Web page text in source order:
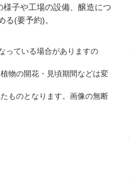
子や工場の設備、醸造につ
(要予約)。
っている場合がありますの
物の開花・見頃期間などは変
ものとなります。画像の無断